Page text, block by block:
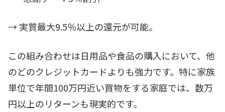
→ 実質最大9.5％以上の還元が可能。
この組み合わせは日用品や食品の購入において、他
のどのクレジットカードよりも強力です。特に家族
単位で年間100万円近い買物をする家庭では、数万
円以上のリターンも現実的です。